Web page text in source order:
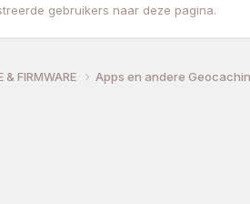
gebruikers naar deze pagina.
& FIRMWARE Apps en andere